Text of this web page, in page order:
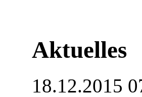
Aktuelles
18.12.2015